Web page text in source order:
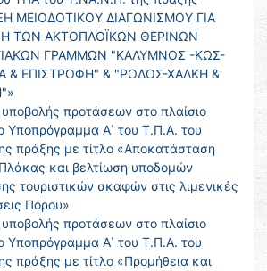
ΜΕΙΟΔΟΤΙΚΟΥ ΔΙΑΓΩΝΙΣΜΟΥ ΓΙΑ
ΤΩΝ ΑΚΤΟΠΛΟΪΚΩΝ ΘΕΡΙΝΩΝ
ΓΡΑΜΜΩΝ "ΚΑΛΥΜΝΟΣ -ΚΩΣ-
& ΕΠΙΣΤΡΟΦΗ" & "ΡΟΔΟΣ-ΧΑΛΚΗ &
προτάσεων στο πλαίσιο
Υποπρόγραμμα Α΄ του Τ.Π.Α. του
πράξης με τίτλο «Αποκατάσταση
και βελτίωση υποδομών
τουριστικών σκαφών στις λιμενικές
Πόρου»
προτάσεων στο πλαίσιο
Υποπρόγραμμα Α΄ του Τ.Π.Α. του
πράξης με τίτλο «Προμήθεια και